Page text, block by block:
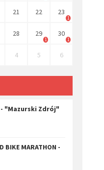
21 22 23
1
28 29
1
30
1
4 5 6
"Mazurski Zdrój"
BIKE MARATHON -